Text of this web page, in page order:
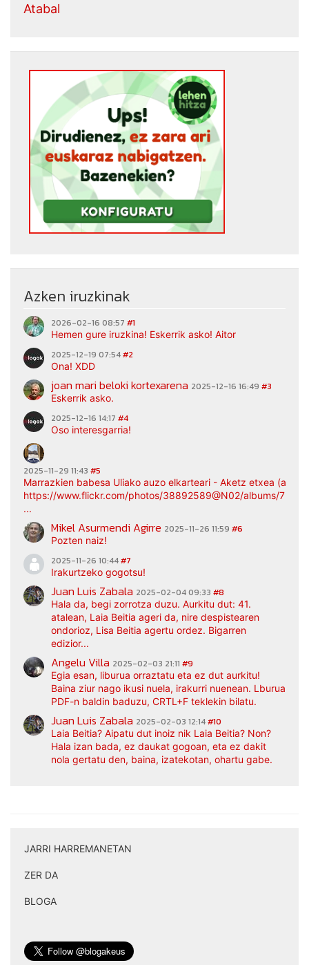
Atabal
Azken iruzkinak
2026-02-16 08:57 #1
Hemen gure iruzkina! Eskerrik asko! Aitor
2025-12-19 07:54#2
Ona! XDD
joan mari beloki kortexarena 2025-12-16 16:49 #3
Eskerrik asko.
2025-12-16 14:17 #4
Oso interesgarria!
2025-11-29 11:43 #5
Marrazkien babesa Uliako auzo elkarteari - Aketz etxea
https://www.flickr.com/photos/38892589@N02/albums/
...
Mikel Asurmendi Agirre 2025-11-26 11:59 #6
Pozten naiz!
2025-11-26 10:44#7
Irakurtzeko gogotsu!
Juan Luis Zabala 2025-02-04 09:33 #8
Hala da, begi zorrotza duzu. Aurkitu dut: 41.
atalean, Laia Beitia ageri da, nire despistearen
ondorioz, Lisa Beitia agertu ordez. Bigarren
edizior...
Angelu Villa 2025-02-03 21:11 #9
Egia esan, liburua orraztatu eta ez dut aurkitu!
Baina ziur nago ikusi nuela, irakurri nuenean. Lburua
PDF-n baldin baduzu, CRTL+F teklekin bilatu.
Juan Luis Zabala 2025-02-03 12:14#10
Laia Beitia? Aipatu dut inoiz nik Laia Beitia? Non?
Hala izan bada, ez daukat gogoan, eta ez dakit
nola gertatu den, baina, izatekotan, ohartu gabe.
JARRI HARREMANETAN
ZER DA
BLOGA